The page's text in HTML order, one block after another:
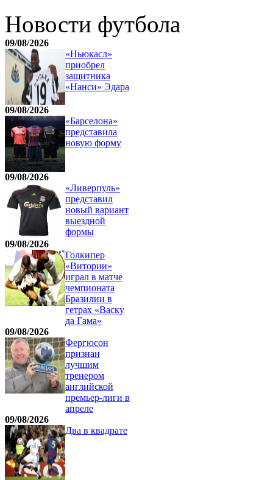
Новости футбола
09/08/2026
«Ньюкасл»
приобрел
защитника
«Нанси» Эдара
09/08/2026
«Барселона»
представила
новую форму
09/08/2026
«Ливерпуль»
представил
новый вариант
выездной
формы
09/08/2026
Голкипер
«Витории»
играл в матче
чемпионата
Бразилии в
гетрах «Васку
да Гама»
09/08/2026
Фергюсон
признан
лучшим
тренером
английской
премьер-лиги в
апреле
09/08/2026
Два в квадрате